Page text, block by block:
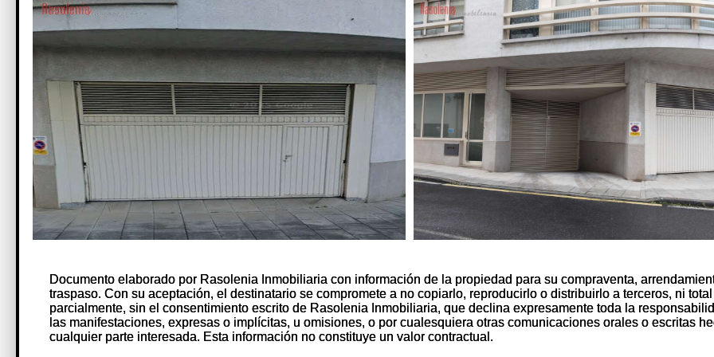
Documento elaborado por Rasolenia Inmobiliaria con información de la propiedad para su compraventa,
traspaso. Con su aceptación, el destinatario se compromete a no copiarlo, reproducirlo o distribuirlo a terceros, ni
parcialmente, sin el consentimiento escrito de Rasolenia Inmobiliaria, que declina expresamente toda la
las manifestaciones, expresas o implícitas, u omisiones, o por cualesquiera otras comunicaciones orales o escritas
cualquier parte interesada. Esta información no constituye un valor contractual.
Documento elaborado por Rasolenia Inmobiliaria con información de la propiedad para su compraventa,
traspaso. Con su aceptación, el destinatario se compromete a no copiarlo, reproducirlo o distribuirlo a terceros, ni
parcialmente, sin el consentimiento escrito de Rasolenia Inmobiliaria, que declina expresamente toda la
las manifestaciones, expresas o implícitas, u omisiones, o por cualesquiera otras comunicaciones orales o escritas
cualquier parte interesada. Esta información no constituye un valor contractual.